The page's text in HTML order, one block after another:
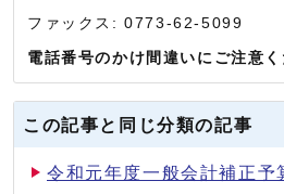
ファックス: 0773-62-5099
電話番号のかけ間違いにご注意く
この記事と同じ分類の記事
令和元年度一般会計補正予